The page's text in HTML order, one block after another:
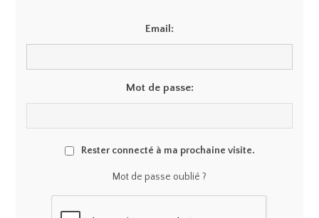
Email:
Mot de passe:
Rester connecté à ma prochaine visite.
Mot de passe oublié ?